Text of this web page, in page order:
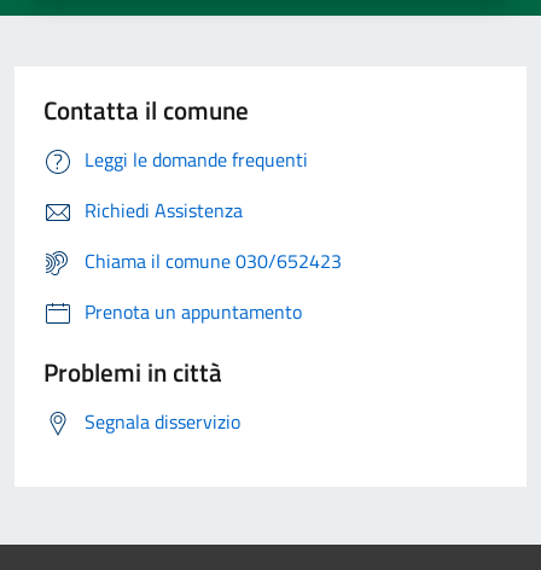
Contatta il comune
Leggi le domande frequenti
Richiedi Assistenza
Chiama il comune 030/652423
Prenota un appuntamento
Problemi in città
Segnala disservizio